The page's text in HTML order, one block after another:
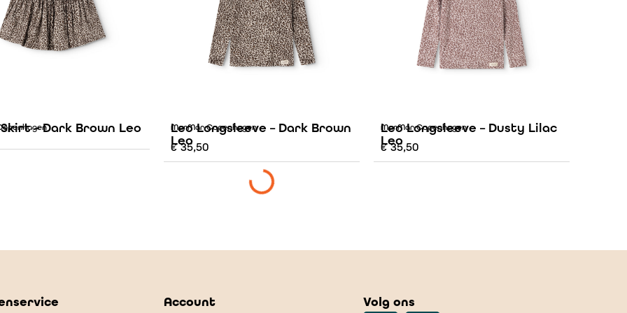
– Dark Brown Leo MarMar Copenhagen
Leo Longsleeve – Dark Brown
Leo
€35,50
MarMar Copenhagen
Leo Longsleeve – Dusty Lilac
Leo
€35,50
Account Volg ons